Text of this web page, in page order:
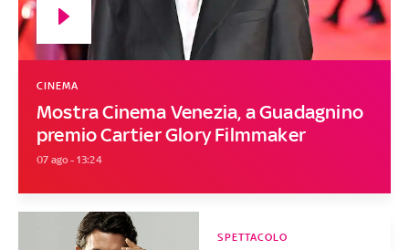
Mostra Cinema Venezia, a Guadagnino
premio Cartier Glory Filmmaker
CINEMA
07 ago - 13:24
SPETTACOLO